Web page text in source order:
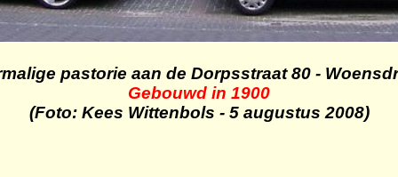
pastorie aan de Dorpsstraat 80 -
Gebouwd in 1900
(Foto: Kees Wittenbols - 5 augustus 2008)